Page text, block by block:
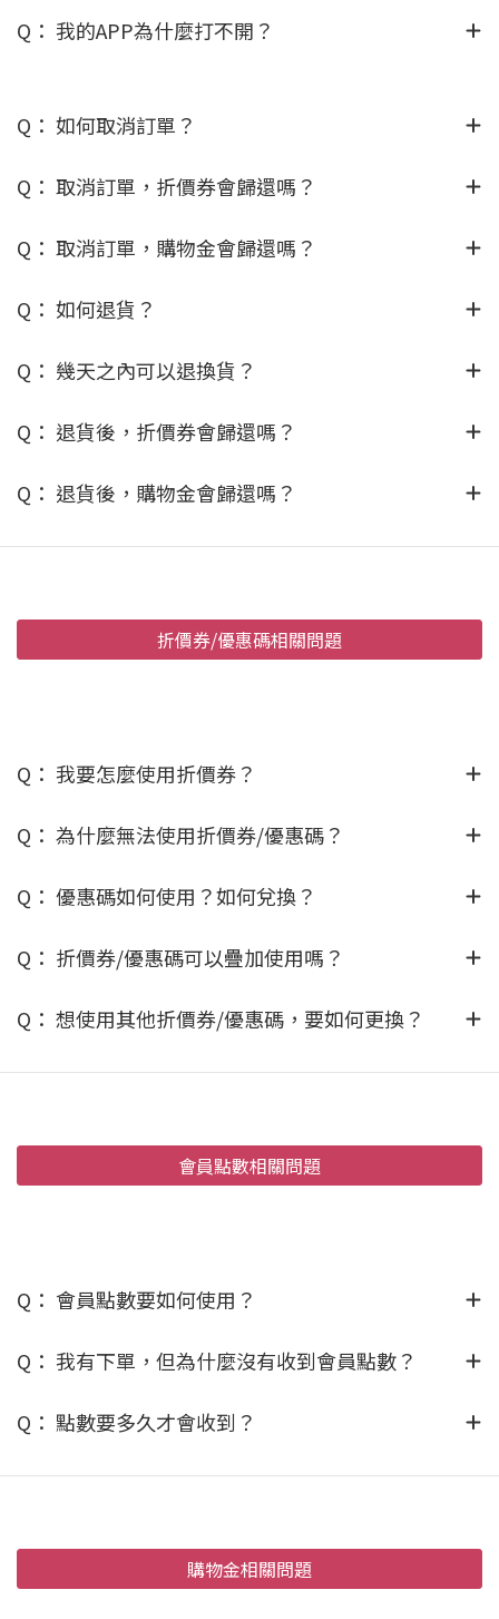
Q： 我的APP為什麼打不開？
Q： 如何取消訂單？
Q： 取消訂單，折價券會歸還嗎？
Q： 取消訂單，購物金會歸還嗎？
Q： 如何退貨？
Q： 幾天之內可以退換貨？
Q： 退貨後，折價券會歸還嗎？
Q： 退貨後，購物金會歸還嗎？
折價券/優惠碼相關問題
Q： 我要怎麼使用折價券？
Q： 為什麼無法使用折價券/優惠碼？
Q： 優惠碼如何使用？如何兌換？
Q： 折價券/優惠碼可以疊加使用嗎？
Q： 想使用其他折價券/優惠碼，要如何更換？
會員點數相關問題
Q： 會員點數要如何使用？
Q： 我有下單，但為什麼沒有收到會員點數？
Q： 點數要多久才會收到？
購物金相關問題